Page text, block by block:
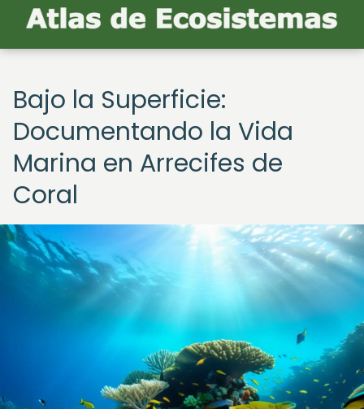
Bajo la Superficie:
Documentando la Vida
Marina en Arrecifes de
Coral